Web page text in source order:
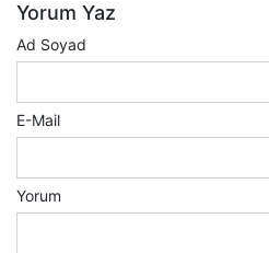
Yorum Yaz
Ad Soyad
E-Mail
Yorum